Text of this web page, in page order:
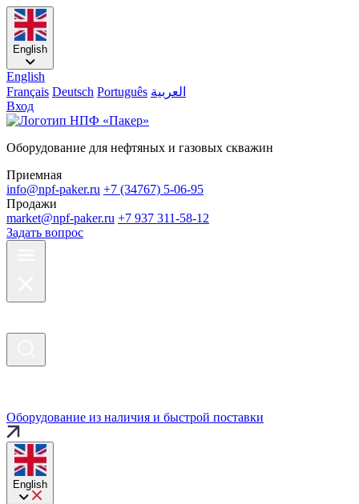
English
English
Français Deutsch Português العربية
Вход
Оборудование для нефтяных и газовых скважин
Приемная
info@npf-paker.ru +7 (34767) 5-06-95
Продажи
market@npf-paker.ru +7 937 311-58-12
Задать вопрос
Оборудование из наличия и быстрой поставки
English